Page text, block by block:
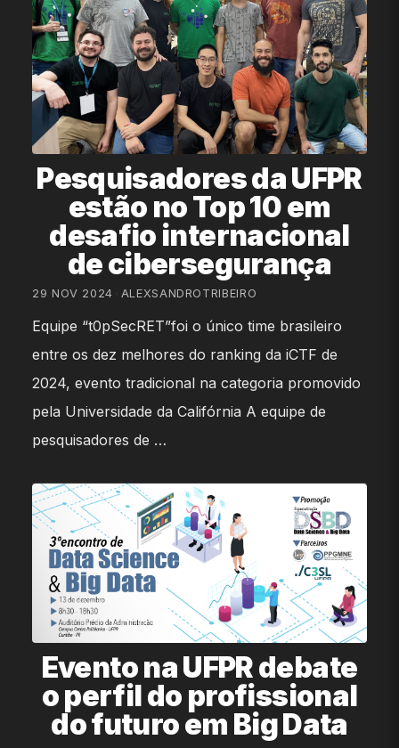
Pesquisadores da UFPR
estão no Top 10 em
desafio internacional
de cibersegurança
29 NOV 2024 ALEXSANDROTRIBEIRO
Equipe “t0pSecRET”foi o único time brasileiro
entre os dez melhores do ranking da iCTF de
2024, evento tradicional na categoria promovido
pela Universidade da Califórnia A equipe de
pesquisadores de …
Evento na UFPR debate
o perfil do profissional
do futuro em Big Data